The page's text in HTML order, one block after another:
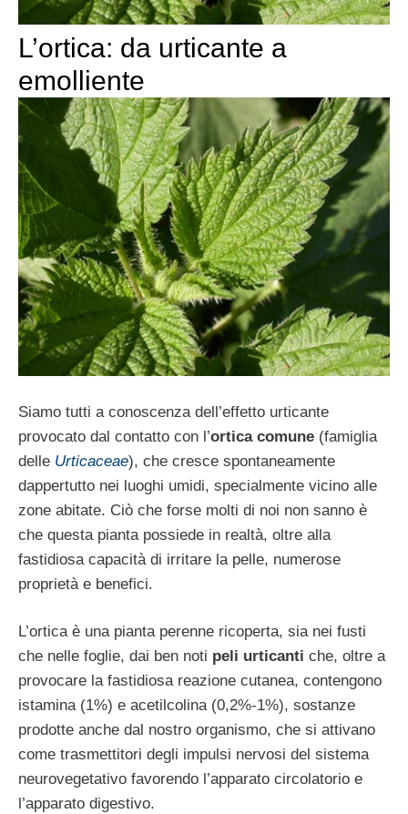
L’ortica: da urticante a
emolliente
Siamo tutti a conoscenza dell’effetto urticante
provocato dal contatto con l’ortica comune (famiglia
delle Urticaceae), che cresce spontaneamente
dappertutto nei luoghi umidi, specialmente vicino alle
zone abitate. Ciò che forse molti di noi non sanno è
che questa pianta possiede in realtà, oltre alla
fastidiosa capacità di irritare la pelle, numerose
proprietà e benefici.
L’ortica è una pianta perenne ricoperta, sia nei fusti
che nelle foglie, dai ben noti peli urticanti che, oltre a
provocare la fastidiosa reazione cutanea, contengono
istamina (1%) e acetilcolina (0,2%-1%), sostanze
prodotte anche dal nostro organismo, che si attivano
come trasmettitori degli impulsi nervosi del sistema
neurovegetativo favorendo l’apparato circolatorio e
l’apparato digestivo.